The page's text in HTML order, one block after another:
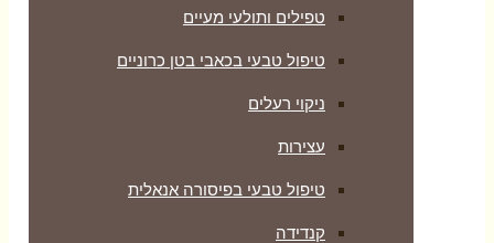
טפילים ותולעי מעיים
טיפול טבעי בכאבי בטן כרוניים
ניקוי רעלים
עצירות
טיפול טבעי בפיסורה אנאלית
קנדידה